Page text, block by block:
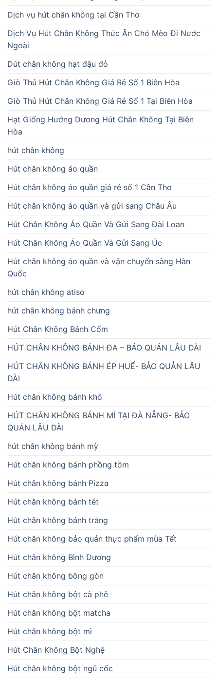
Dịch vụ hút chân không tại Cần Thơ
Dịch Vụ Hút Chân Không Thức Ăn Chó Mèo Đi Nước
Ngoài
Dút chân không hạt đậu đỏ
Giò Thủ Hút Chân Không Giá Rẻ Số 1 Biên Hòa
Giò Thủ Hút Chân Không Giá Rẻ Số 1 Tại Biên Hòa
Hạt Giống Hướng Dương Hút Chân Không Tại Biên
Hòa
hút chân không
Hút chân không áo quần
Hút chân không áo quần giá rẻ số 1 Cần Thơ
Hút chân không áo quần và gửi sang Châu Âu
Hút Chân Không Áo Quần Và Gửi Sang Đài Loan
Hút Chân Không Áo Quần Và Gửi Sang Úc
Hút chân không áo quần và vận chuyển sàng Hàn
Quốc
hút chân không atiso
hút chân không bánh chưng
Hút Chân Không Bánh Cốm
HÚT CHÂN KHÔNG BÁNH ĐA – BẢO QUẢN LÂU DÀI
HÚT CHÂN KHÔNG BÁNH ÉP HUẾ- BẢO QUẢN LÂU
DÀI
Hút chân không bánh khô
HÚT CHÂN KHÔNG BÁNH MÌ TẠI ĐÀ NẴNG- BẢO
QUẢN LÂU DÀI
hút chân không bánh mỳ
Hút chân không bánh phồng tôm
Hút chân không bánh Pizza
Hút chân không bánh tét
Hút chân không bánh tráng
Hút chân không bảo quản thực phẩm mùa Tết
Hút chân không Bình Dương
Hút chân không bông gòn
Hút chân không bột cà phê
Hút chân không bột matcha
Hút chân không bột mì
Hút Chân Không Bột Nghệ
Hút chân không bột ngũ cốc